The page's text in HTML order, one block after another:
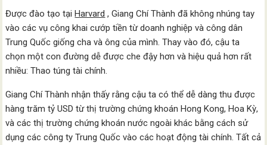
Được đào tạo tạiHarvard , Giang Chí Thành đã không nhúng tay
vào các vụ công khai cướp tiền từ doanh nghiệp và công dân
Trung Quốc giống cha và ông của mình. Thay vào đó, cậu ta
chọn một con đường dễ được che đậy hơn và hiệu quả hơn rất
nhiều: Thao túng tài chính.
Giang Chí Thành nhận thấy rằng cậu ta có thể dễ dàng thu được
hàng trăm tỷ USD từ thị trường chứng khoán Hong Kong, Hoa Kỳ,
và các thị trường chứng khoán nước ngoài khác bằng cách sử
dụng các công ty Trung Quốc vào các hoạt động tài chính. Tất cả